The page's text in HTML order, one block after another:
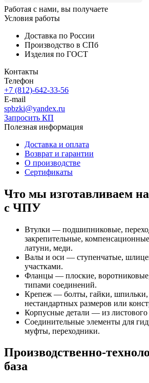
Работая с нами, вы получаете
Условия работы
Доставка по России
Производство в СПб
Изделия по ГОСТ
Контакты
Телефон
+7 (812)-642-33-56
E-mail
spbzki@yandex.ru
Запросить КП
Полезная информация
Доставка и оплата
Возврат и гарантии
О производстве
Сертификаты
Что мы изготавливаем
с ЧПУ
Втулки — подшипниковые,
закрепительные,
латуни, меди.
Валы и оси — ступенчатые,
участками.
Фланцы — плоские,
типами соединений.
Крепеж — болты, гайки,
нестандартных размеров или
Корпусные детали — из листового
Соединительные элементы для
муфты, переходники.
Производственно-
база